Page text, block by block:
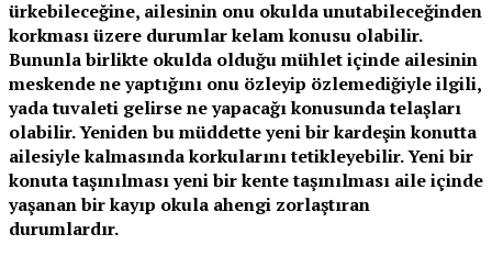
ürkebileceğine, ailesinin onu okulda unutabileceğinden
korkması üzere durumlar kelam konusu olabilir.
Bununla birlikte okulda olduğu mühlet içinde ailesinin
meskende ne yaptığını onu özleyip özlemediğiyle ilgili,
yada tuvaleti gelirse ne yapacağı konusunda telaşları
olabilir. Yeniden bu müddette yeni bir kardeşin konutta
ailesiyle kalmasında korkularını tetikleyebilir. Yeni bir
konuta taşınılması yeni bir kente taşınılması aile içinde
yaşanan bir kayıp okula ahengi zorlaştıran
durumlardır.